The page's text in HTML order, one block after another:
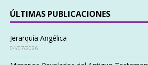
ÚLTIMAS PUBLICACIONES
Jerarquía Angélica
04/07/2026